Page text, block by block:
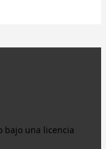
bajo una licencia